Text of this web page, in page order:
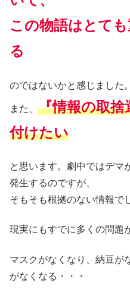
この物語はとて
る
のではないかと感じました。
また、 『情報の取
付けたい
と思います。劇中ではデマ
発生するのですが、
そもそも根拠のない情報で
現実にもすでに多くの問題
マスクがなくなり、納豆が
がなくなる・・・